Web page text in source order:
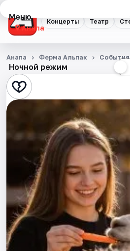
Концерты Театр
Меню
Анапа
Концерты
Театр
Стендап
Города
Площадки
Артисты
Рейтинги
Ночной режим
Анапа Ферма Альпак События